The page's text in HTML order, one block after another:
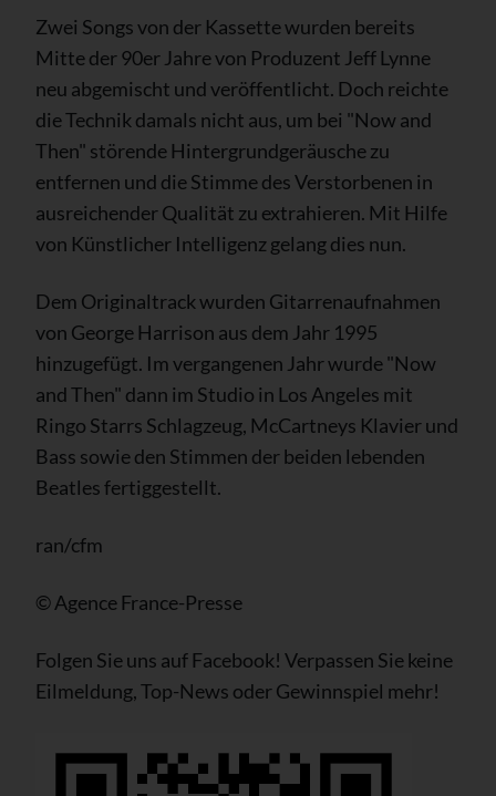
Zwei Songs von der Kassette wurden bereits
Mitte der 90er Jahre von Produzent Jeff Lynne
neu abgemischt und veröffentlicht. Doch reichte
die Technik damals nicht aus, um bei "Now and
Then" störende Hintergrundgeräusche zu
entfernen und die Stimme des Verstorbenen in
ausreichender Qualität zu extrahieren. Mit Hilfe
von Künstlicher Intelligenz gelang dies nun.
Dem Originaltrack wurden Gitarrenaufnahmen
von George Harrison aus dem Jahr 1995
hinzugefügt. Im vergangenen Jahr wurde "Now
and Then" dann im Studio in Los Angeles mit
Ringo Starrs Schlagzeug, McCartneys Klavier und
Bass sowie den Stimmen der beiden lebenden
Beatles fertiggestellt.
ran/cfm
© Agence France-Presse
Folgen Sie uns auf Facebook! Verpassen Sie keine
Eilmeldung, Top-News oder Gewinnspiel mehr!